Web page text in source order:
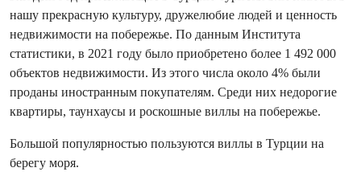
нашу прекрасную культуру, дружелюбие людей и ценность
недвижимости на побережье. По данным Института
статистики, в 2021 году было приобретено более 1 492 000
объектов недвижимости. Из этого числа около 4% были
проданы иностранным покупателям. Среди них недорогие
квартиры, таунхаусы и роскошные виллы на побережье.
Большой популярностью пользуются виллы в Турции на
берегу моря.